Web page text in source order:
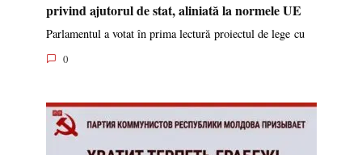
privind ajutorul de stat, aliniată la normele UE
Parlamentul a votat în prima lectură proiectul de lege cu
0